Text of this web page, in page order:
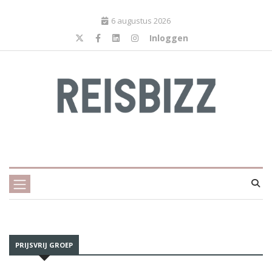
6 augustus 2026
Inloggen
PRIJSVRIJ GROEP